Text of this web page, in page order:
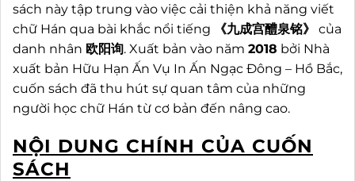
sách này tập trung vào việc cải thiện khả năng viết
chữ Hán qua bài khắc nổi tiếng
《九成宫醴泉铭》
của
danh nhân 欧阳询. Xuất bản vào năm 2018 bởi Nhà
xuất bản Hữu Hạn Ấn Vụ In Ấn Ngạc Đông – Hồ Bắc,
cuốn sách đã thu hút sự quan tâm của những
người học chữ Hán từ cơ bản đến nâng cao.
NỘI DUNG CHÍNH CỦA CUỐN
SÁCH